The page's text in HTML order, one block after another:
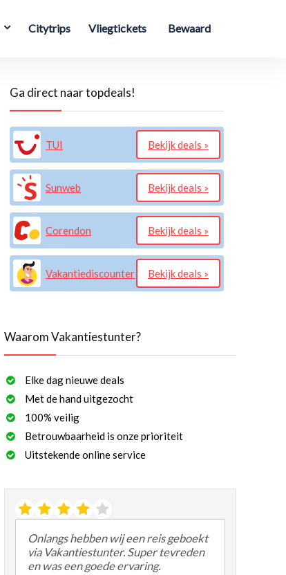
Citytrips Vliegtickets Bewaard
Ga direct naar topdeals!
TUI Bekijk deals »
Sunweb Bekijk deals »
Corendon Bekijk deals »
Vakantiediscounter Bekijk deals »
Waarom Vakantiestunter?
Elke dag nieuwe deals
Met de hand uitgezocht
100% veilig
Betrouwbaarheid is onze prioriteit
Uitstekende online service
Onlangs hebben wij een reis geboekt
via Vakantiestunter. Super tevreden
en was een goede ervaring.